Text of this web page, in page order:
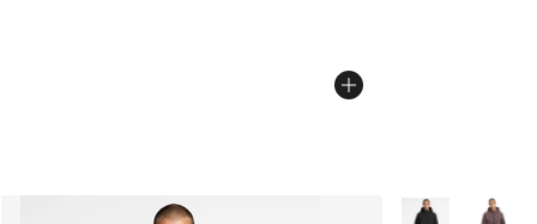
Plus de